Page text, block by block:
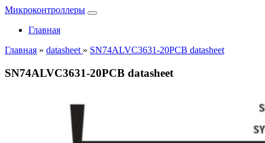
Микроконтроллеры
Главная
Главная » datasheet » SN74ALVC3631-20PCB datasheet
SN74ALVC3631-20PCB datasheet